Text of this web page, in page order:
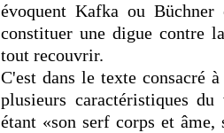
évoquent Kafka ou
constituer une digue contre
tout recouvrir.
C'est dans le texte consacré
plusieurs caractéristiques
étant «son serf corps et